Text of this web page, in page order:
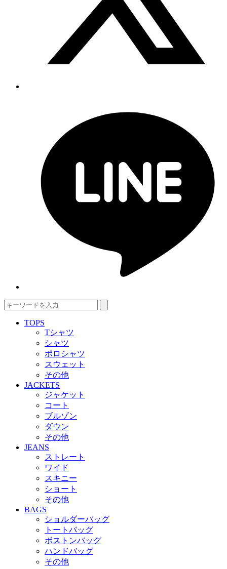
TOPS
Tシャツ
シャツ
ポロシャツ
スウェット
その他
JACKETS
ジャケット
コート
ブルゾン
ダウン
その他
JEANS
ストレート
ワイド
スキニー
ショート
その他
BAGS
ショルダーバッグ
トートバッグ
ボストンバッグ
ハンドバッグ
その他